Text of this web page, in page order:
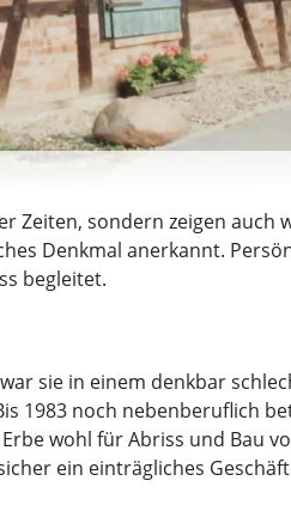
Zeiten, sondern zeigen
Denkmal anerkannt.
begleitet.
sie in einem denkbar
1983 noch nebenberuflich
wohl für Abriss und Bau
ein einträgliches